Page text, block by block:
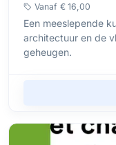
Vanaf € 16,00
Een meeslepende
architectuur en de
geheugen.